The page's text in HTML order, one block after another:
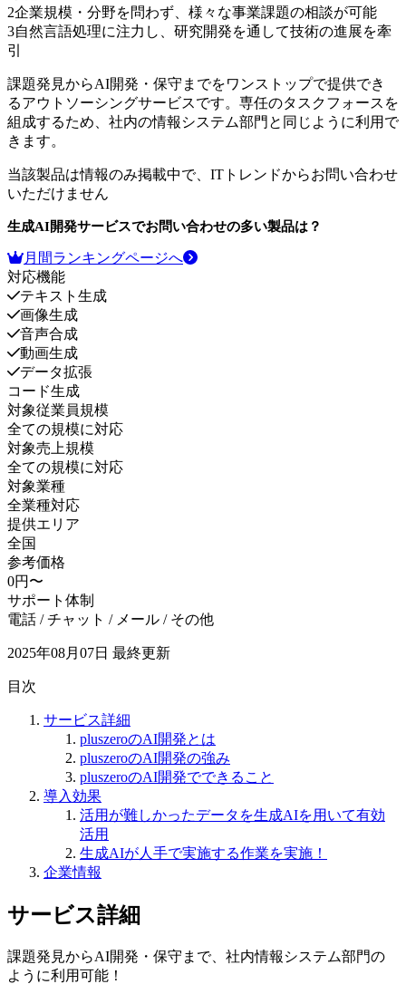
2企業規模・分野を問わず、様々な事業課題の相談が可能
3自然言語処理に注力し、研究開発を通して技術の進展を牽
引
課題発見からAI開発・保守までをワンストップで提供でき
るアウトソーシングサービスです。専任のタスクフォースを
組成するため、社内の情報システム部門と同じように利用で
きます。
当該製品は情報のみ掲載中で、ITトレンドからお問い合わせ
いただけません
生成AI開発サービスでお問い合わせの多い製品は？
月間ランキングページへ
対応機能
テキスト生成
画像生成
音声合成
動画生成
データ拡張
コード生成
対象従業員規模
全ての規模に対応
対象売上規模
全ての規模に対応
対象業種
全業種対応
提供エリア
全国
参考価格
0円〜
サポート体制
電話 / チャット / メール / その他
2025年08月07日 最終更新
目次
サービス詳細
pluszeroのAI開発とは
pluszeroのAI開発の強み
pluszeroのAI開発でできること
導入効果
活用が難しかったデータを生成AIを用いて有効
活用
生成AIが人手で実施する作業を実施！
企業情報
サービス詳細
課題発見からAI開発・保守まで、社内情報システム部門の
ように利用可能！